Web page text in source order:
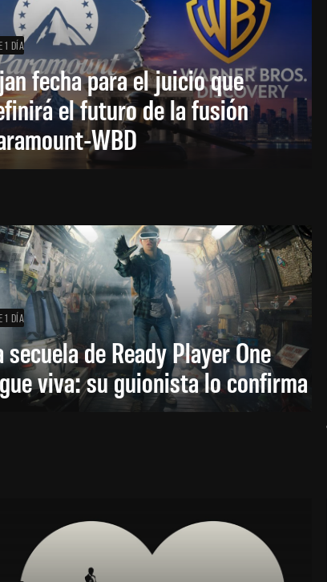
1 DÍA
fecha para el juicio que
el futuro de la fusión
WBD
1 DÍA
secuela de Ready Player One
viva: su guionista lo confirma